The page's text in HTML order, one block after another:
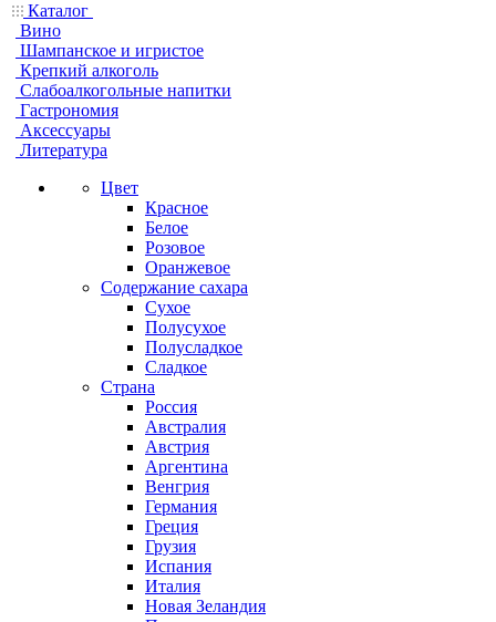
Каталог
Вино
Шампанское и игристое
Крепкий алкоголь
Слабоалкогольные напитки
Гастрономия
Аксессуары
Литература
Цвет
Красное
Белое
Розовое
Оранжевое
Содержание сахара
Сухое
Полусухое
Полусладкое
Сладкое
Страна
Россия
Австралия
Австрия
Аргентина
Венгрия
Германия
Греция
Грузия
Испания
Италия
Новая Зеландия